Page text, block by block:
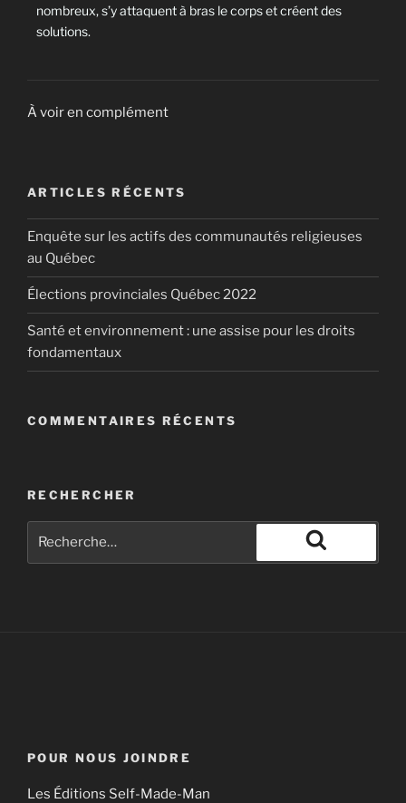
nombreux, s’y attaquent à bras le corps et créent des
solutions.
À voir en complément
ARTICLES RÉCENTS
Enquête sur les actifs des communautés religieuses
au Québec
Élections provinciales Québec 2022
Santé et environnement : une assise pour les droits
fondamentaux
COMMENTAIRES RÉCENTS
RECHERCHER
POUR NOUS JOINDRE
Les Éditions Self-Made-Man